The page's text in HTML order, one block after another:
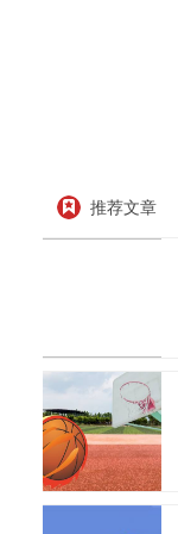
推荐文章